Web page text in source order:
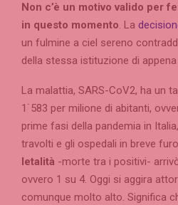
Non c’è un motivo valido per
in questo momento. La
un fulmine a ciel sereno
della stessa istituzione di
La malattia, SARS-CoV2, ha un
1˙583 per milione di abitanti,
prime fasi della pandemia in
travolti e gli ospedali in breve
letalità -morte tra i positivi-
ovvero 1 su 4. Oggi si aggira
comunque molto alto. Significa